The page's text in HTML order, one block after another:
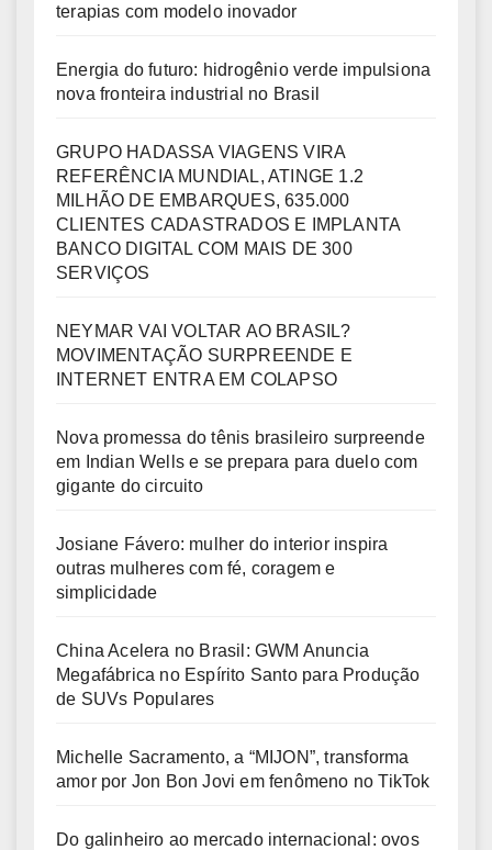
terapias com modelo inovador
Energia do futuro: hidrogênio verde impulsiona
nova fronteira industrial no Brasil
GRUPO HADASSA VIAGENS VIRA
REFERÊNCIA MUNDIAL, ATINGE 1.2
MILHÃO DE EMBARQUES, 635.000
CLIENTES CADASTRADOS E IMPLANTA
BANCO DIGITAL COM MAIS DE 300
SERVIÇOS
NEYMAR VAI VOLTAR AO BRASIL?
MOVIMENTAÇÃO SURPREENDE E
INTERNET ENTRA EM COLAPSO
Nova promessa do tênis brasileiro surpreende
em Indian Wells e se prepara para duelo com
gigante do circuito
Josiane Fávero: mulher do interior inspira
outras mulheres com fé, coragem e
simplicidade
China Acelera no Brasil: GWM Anuncia
Megafábrica no Espírito Santo para Produção
de SUVs Populares
Michelle Sacramento, a “MIJON”, transforma
amor por Jon Bon Jovi em fenômeno no TikTok
Do galinheiro ao mercado internacional: ovos